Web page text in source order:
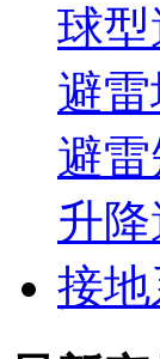
球
避
避
升
接